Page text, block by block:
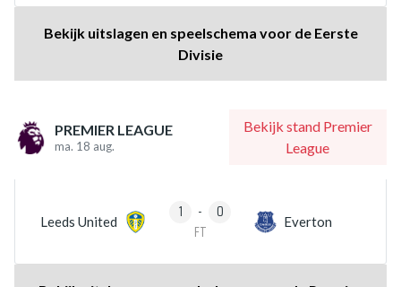
Bekijk uitslagen en speelschema voor de Eerste
Divisie
PREMIER LEAGUE
ma. 18 aug.
Bekijk stand Premier
League
Leeds United 1 -
0
FT
Everton